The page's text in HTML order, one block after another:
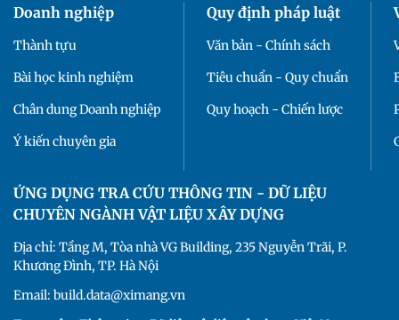
Doanh nghiệp
Thành tựu
Bài học kinh nghiệm
Chân dung Doanh nghiệp
Ý kiến chuyên gia
Quy định pháp luật
Văn bản - Chính sách
Tiêu chuẩn - Quy chuẩn
Quy hoạch - Chiến lược
ỨNG DỤNG TRA CỨU THÔNG TIN - DỮ LIỆU
CHUYÊN NGÀNH VẬT LIỆU XÂY DỰNG
Địa chỉ: Tầng M, Tòa nhà VG Building, 235 Nguyễn Trãi, P.
Khương Đình, TP. Hà Nội
Email: build.data@ximang.vn